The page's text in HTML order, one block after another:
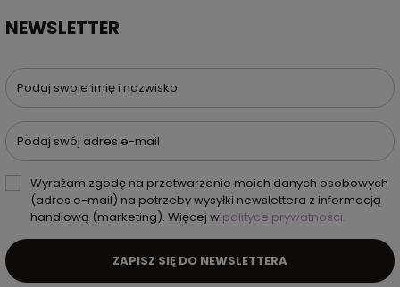
NEWSLETTER
Podaj swoje imię i nazwisko
Podaj swój adres e-mail
Wyrażam zgodę na przetwarzanie moich danych osobowych
(adres e-mail) na potrzeby wysyłki newslettera z informacją
handlową (marketing). Więcej w polityce prywatności.
ZAPISZ SIĘ DO NEWSLETTERA